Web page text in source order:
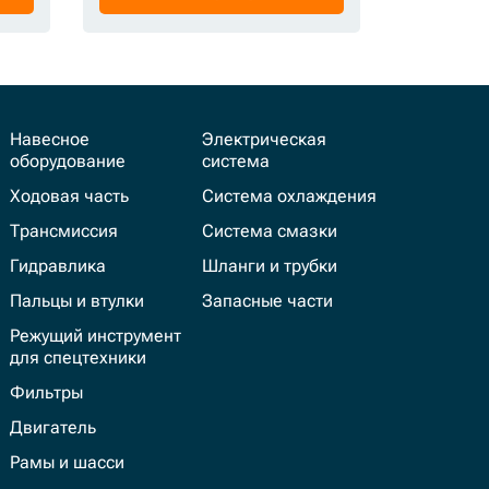
Навесное
оборудование
Ходовая часть
Трансмиссия
Гидравлика
Пальцы и втулки
Режущий инструмент
для спецтехники
Фильтры
Двигатель
Рамы и шасси
Электрическая
система
Система охлаждения
Система смазки
Шланги и трубки
Запасные части